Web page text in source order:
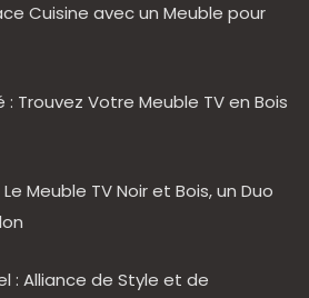
Cuisine avec un Meuble pour
Trouvez Votre Meuble TV en Bois
Meuble TV Noir et Bois, un Duo
: Alliance de Style et de